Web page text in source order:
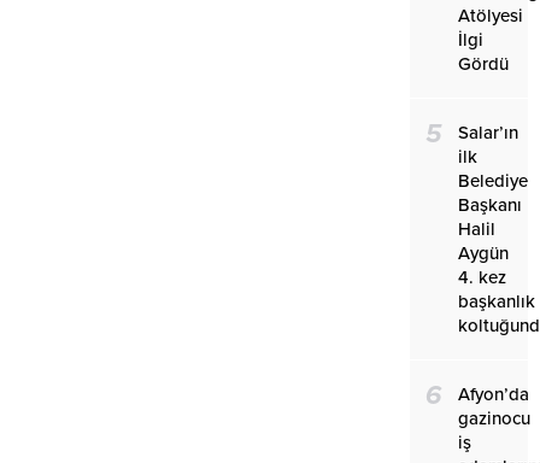
Atölyesi
İlgi
Gördü
5
Salar’ın
ilk
Belediye
Başkanı
Halil
Aygün
4. kez
başkanlık
6
Afyon’da
gazinocu
iş